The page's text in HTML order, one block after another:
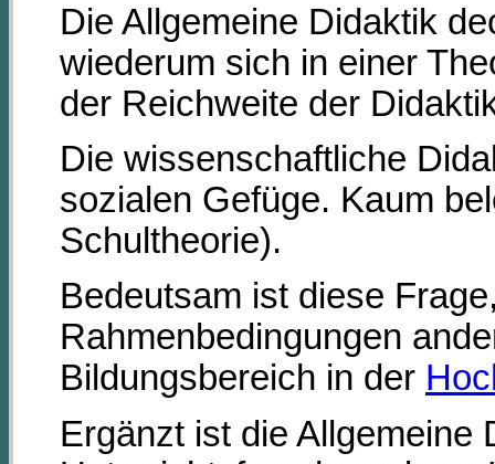
Die Allgemeine Didaktik
wiederum sich in einer
der Reichweite der
Die wissenschaftliche
sozialen Gefüge. Kaum
Schultheorie).
Bedeutsam ist diese
Rahmenbedingungen
Bildungsbereich in der
Ergänzt ist die Allgemeine